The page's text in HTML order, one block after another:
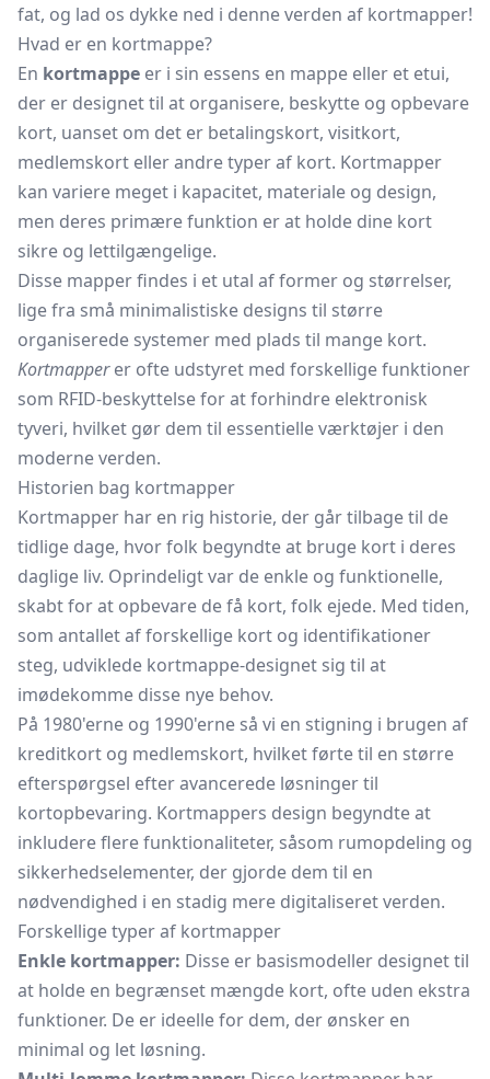
fat, og lad os dykke ned i denne verden af kortmapper!
Hvad er en kortmappe?
En kortmappe er i sin essens en mappe eller et etui,
der er designet til at organisere, beskytte og opbevare
kort, uanset om det er betalingskort, visitkort,
medlemskort eller andre typer af kort. Kortmapper
kan variere meget i kapacitet, materiale og design,
men deres primære funktion er at holde dine kort
sikre og lettilgængelige.
Disse mapper findes i et utal af former og størrelser,
lige fra små minimalistiske designs til større
organiserede systemer med plads til mange kort.
Kortmapperer ofte udstyret med forskellige funktioner
som RFID-beskyttelse for at forhindre elektronisk
tyveri, hvilket gør dem til essentielle værktøjer i den
moderne verden.
Historien bag kortmapper
Kortmapper har en rig historie, der går tilbage til de
tidlige dage, hvor folk begyndte at bruge kort i deres
daglige liv. Oprindeligt var de enkle og funktionelle,
skabt for at opbevare de få kort, folk ejede. Med tiden,
som antallet af forskellige kort og identifikationer
steg, udviklede kortmappe-designet sig til at
imødekomme disse nye behov.
På 1980'erne og 1990'erne så vi en stigning i brugen af
kreditkort og medlemskort, hvilket førte til en større
efterspørgsel efter avancerede løsninger til
kortopbevaring. Kortmappers design begyndte at
inkludere flere funktionaliteter, såsom rumopdeling og
sikkerhedselementer, der gjorde dem til en
nødvendighed i en stadig mere digitaliseret verden.
Forskellige typer af kortmapper
Enkle kortmapper: Disse er basismodeller designet til
at holde en begrænset mængde kort, ofte uden ekstra
funktioner. De er ideelle for dem, der ønsker en
minimal og let løsning.